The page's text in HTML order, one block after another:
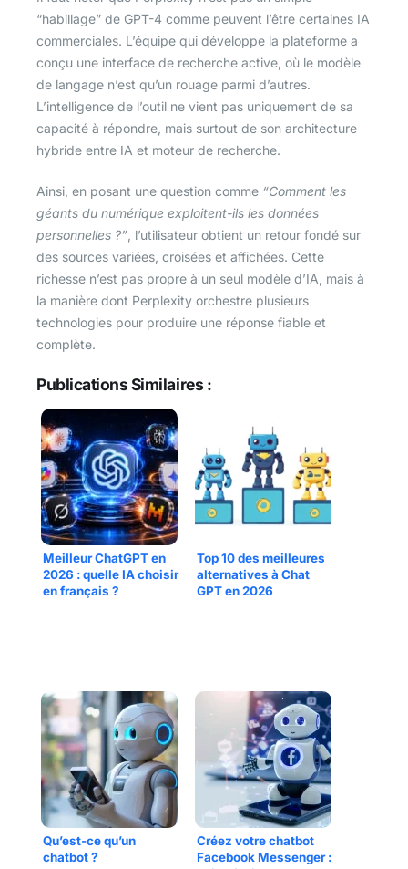
“habillage” de GPT-4 comme peuvent l’être certaines IA
commerciales. L’équipe qui développe la plateforme a
conçu une interface de recherche active, où le modèle
de langage n’est qu’un rouage parmi d’autres.
L’intelligence de l’outil ne vient pas uniquement de sa
capacité à répondre, mais surtout de son architecture
hybride entre IA et moteur de recherche.
Ainsi, en posant une question comme “Comment les
géants du numérique exploitent-ils les données
personnelles ?” , l’utilisateur obtient un retour fondé sur
des sources variées, croisées et affichées. Cette
richesse n’est pas propre à un seul modèle d’IA, mais à
la manière dont Perplexity orchestre plusieurs
technologies pour produire une réponse fiable et
complète.
Publications Similaires :
Meilleur ChatGPT en
2026 : quelle IA choisir
en français ?
Top 10 des meilleures
alternatives à Chat
GPT en 2026
Qu’est-ce qu’un
chatbot ?
Créez votre chatbot
Facebook Messenger :